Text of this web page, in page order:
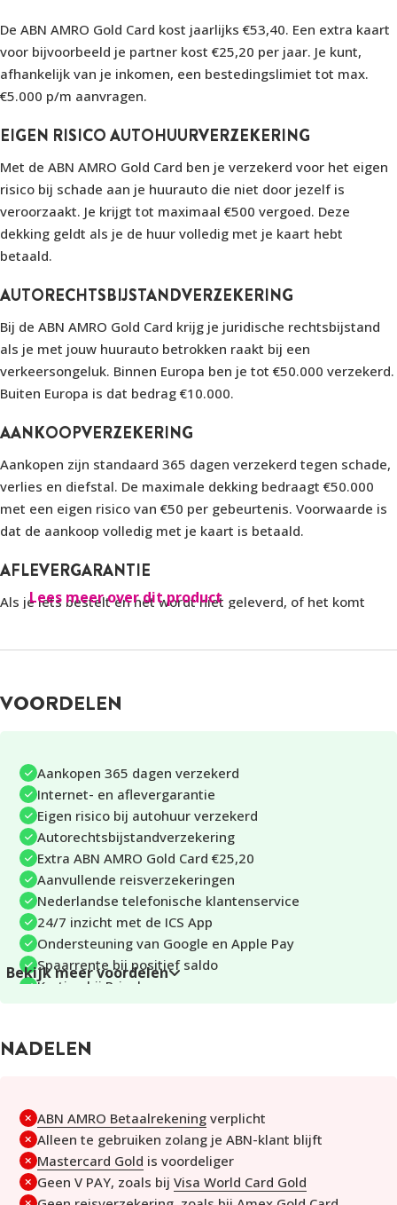
De ABN AMRO Gold Card kost jaarlijks €53,40. Een extra kaart
voor bijvoorbeeld je partner kost €25,20 per jaar. Je kunt,
afhankelijk van je inkomen, een bestedingslimiet tot max.
€5.000 p/m aanvragen.
EIGEN RISICO AUTOHUURVERZEKERING
Met de ABN AMRO Gold Card ben je verzekerd voor het eigen
risico bij schade aan je huurauto die niet door jezelf is
veroorzaakt. Je krijgt tot maximaal €500 vergoed. Deze
dekking geldt als je de huur volledig met je kaart hebt
betaald.
AUTORECHTSBIJSTANDVERZEKERING
Bij de ABN AMRO Gold Card krijg je juridische rechtsbijstand
als je met jouw huurauto betrokken raakt bij een
verkeersongeluk. Binnen Europa ben je tot €50.000 verzekerd.
Buiten Europa is dat bedrag €10.000.
AANKOOPVERZEKERING
Aankopen zijn standaard 365 dagen verzekerd tegen schade,
verlies en diefstal. De maximale dekking bedraagt €50.000
met een eigen risico van €50 per gebeurtenis. Voorwaarde is
dat de aankoop volledig met je kaart is betaald.
AFLEVERGARANTIE
Als je iets bestelt en het wordt niet geleverd, of het komt
beschermd. Dankzij de aflevergarantie krijg je je geld terug
Je moet de aankoop volledig met je kaart hebben gedaan en
AANVULLENDE REISVERZEKERINGEN
De ABN AMRO Gold Card biedt twee aanvullende
reisverzekeringen. Je bent verzekerd voor:
VERZEKERING DEKKING TOT MAX.
Vluchtvertraging €140
betaald. Raadpleeg de verzekeringsvoorwaarden voor exacte
dekkingen en uitzonderingen.
PINNEN EN BETALEN
Lees meer over dit product
VOORDELEN
Aankopen 365 dagen verzekerd
Internet- en aflevergarantie
Eigen risico bij autohuur verzekerd
Autorechtsbijstandverzekering
Extra ABN AMRO Gold Card €25,20
Aanvullende reisverzekeringen
Nederlandse telefonische klantenservice
24/7 inzicht met de ICS App
Ondersteuning van Google en Apple Pay
Spaarrente bij positief saldo
Korting bij Priceless.com
Bekijk meer voordelen
NADELEN
ABN AMRO Betaalrekening verplicht
Alleen te gebruiken zolang je ABN-klant blijft
Mastercard Gold is voordeliger
Geen V PAY, zoals bij Visa World Card Gold